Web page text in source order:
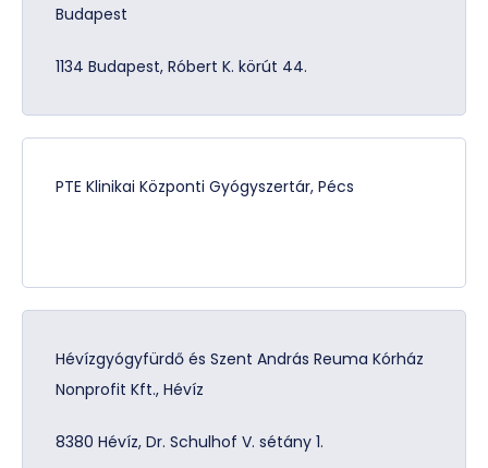
Budapest
1134 Budapest, Róbert K. körút 44.
PTE Klinikai Központi Gyógyszertár, Pécs
Hévízgyógyfürdő és Szent András Reuma Kórház
Nonprofit Kft., Hévíz
8380 Hévíz, Dr. Schulhof V. sétány 1.